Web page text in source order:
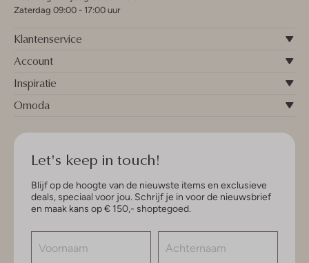
Zaterdag 09:00 - 17:00 uur
Klantenservice
Account
Inspiratie
Omoda
Let's keep in touch!
Blijf op de hoogte van de nieuwste items en exclusieve
deals, speciaal voor jou. Schrijf je in voor de nieuwsbrief
en maak kans op € 150,- shoptegoed.